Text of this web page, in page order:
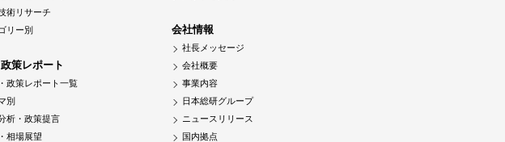
術リサーチ
リー別
策レポート
政策レポート一覧
別
析・政策提言
相場展望
会社情報
社長メッセージ
会社概要
事業内容
日本総研グループ
ニュースリリース
国内拠点